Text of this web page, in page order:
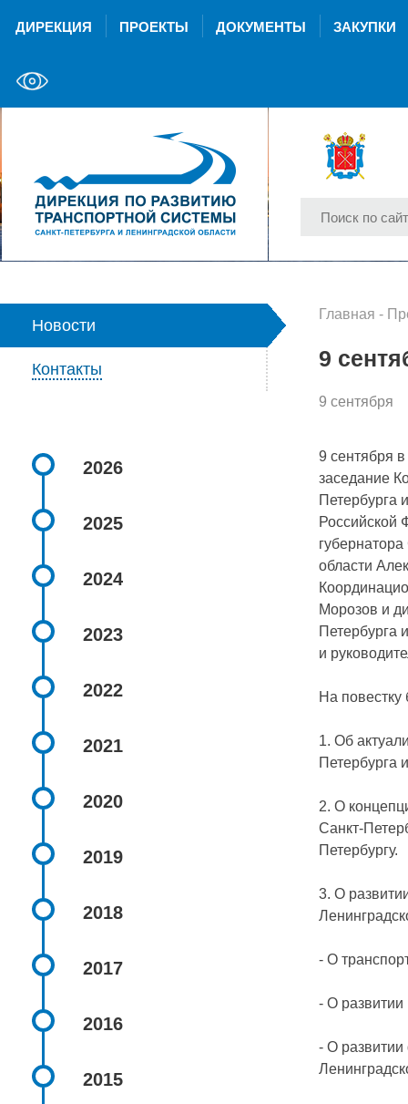
ДИРЕКЦИЯ ПРОЕКТЫ ДОКУМЕНТЫ ЗАКУПКИ
Новости
Контакты
2026
2025
2024
2023
2022
2021
2020
2019
2018
2017
2016
2015
Главная -
9
9 сентября
9 сентября
заседание
Петербурга
Российской
области
Морозов и
Петербурга
и
На
1. Об
Петербурга
2. О
Санкт-
Петербургу.
3. О
- О
- О развитии
- О